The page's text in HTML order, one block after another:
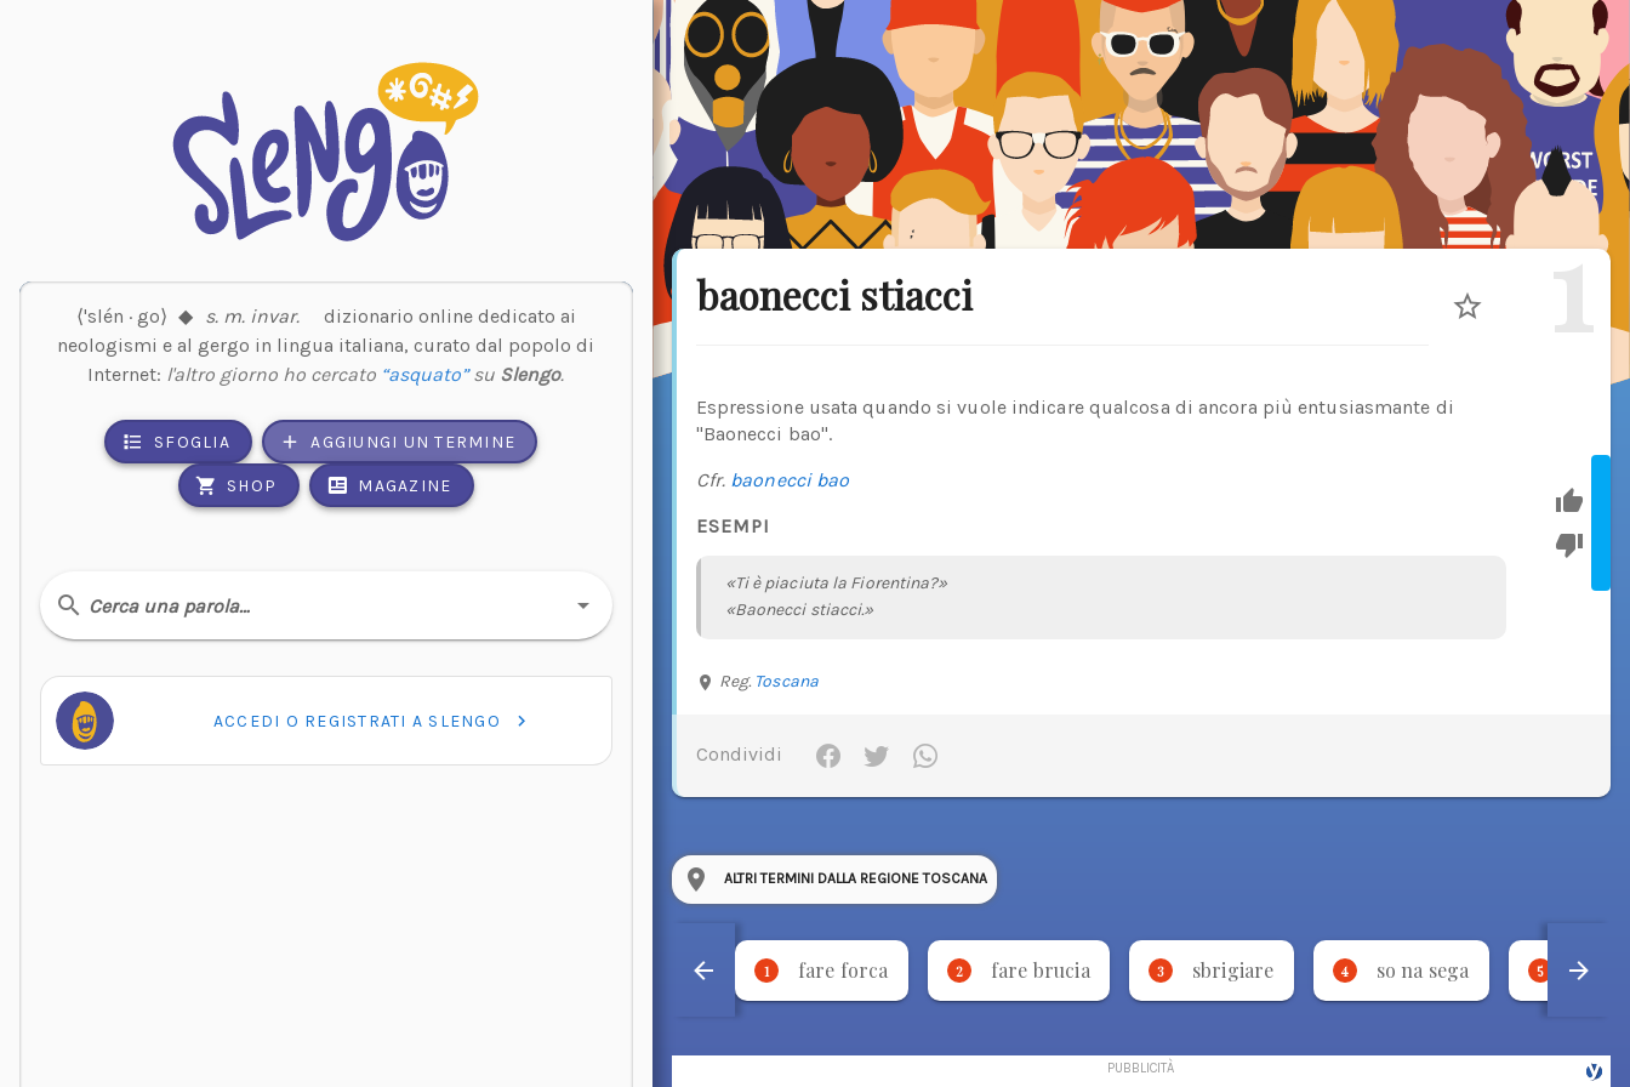
⟨'slén · go⟩ ◆ s. m. invar.
dizionario online dedicato ai
neologismi e al gergo in lingua italiana, curato dal popolo di
Internet: l'altro giorno ho cercato “asquato”su Slengo.
SFOGLIA AGGIUNGI UN TERMINE
SHOP MAGAZINE
Cerca una parola…
ACCEDI O REGISTRATI A SLENGO
baonecci stiacci 1
Espressione usata quando si vuole indicare qualcosa di ancora più entusiasmante di
"Baonecci bao".
Cfr. baonecci bao
ESEMPI
«Ti è piaciuta la Fiorentina?»
«Baonecci stiacci.»
Reg. Toscana
Condividi
ALTRI TERMINI DALLA REGIONE TOSCANA
1 fare forca 2 fare brucia 3 sbrigiare 4 so na sega 5 borda